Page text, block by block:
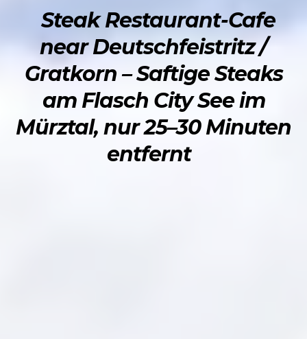
Steak Restaurant-Cafe
near Deutschfeistritz /
Gratkorn – Saftige Steaks
am Flasch City See im
Mürztal, nur 25–30 Minuten
entfernt